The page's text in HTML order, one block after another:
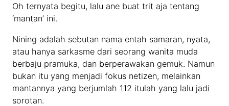
Oh ternyata begitu, lalu ane buat trit aja tentang
‘mantan’ ini.
Nining adalah sebutan nama entah samaran, nyata,
atau hanya sarkasme dari seorang wanita muda
berbaju pramuka, dan berperawakan gemuk. Namun
bukan itu yang menjadi fokus netizen, melainkan
mantannya yang berjumlah 112 itulah yang lalu jadi
sorotan.